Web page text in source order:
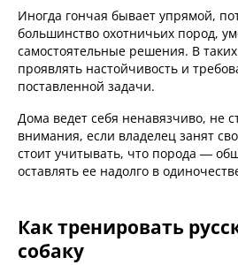
Иногда гончая бывает упрямой,
большинство охотничьих пород,
самостоятельные решения. В
проявлять настойчивость и
поставленной задачи.
Дома ведет себя ненавязчиво, не
внимания, если владелец занят
стоит учитывать, что порода —
оставлять ее надолго в
Как тренировать
собаку